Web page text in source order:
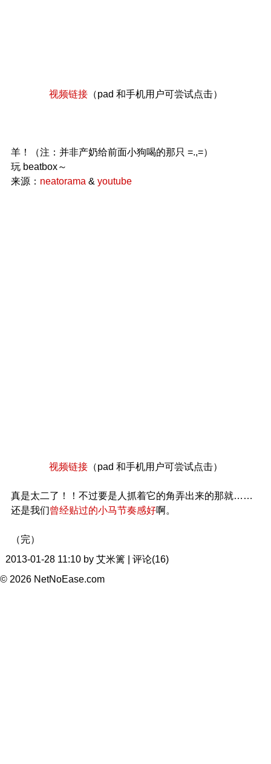
视频链接（pad 和手机用户可尝试点击）
羊！（注：并非产奶给前面小狗喝的那只 =.,=）
玩 beatbox～
来源： neatorama& youtube
视频链接（pad 和手机用户可尝试点击）
真是太二了！！不过要是人抓着它的角弄出来的那就……
还是我们曾经贴过的小马节奏感好啊。
（完）
2013-01-28 11:10 by 艾米篱 | 评论(16)
© 2026 NetNoEase.com